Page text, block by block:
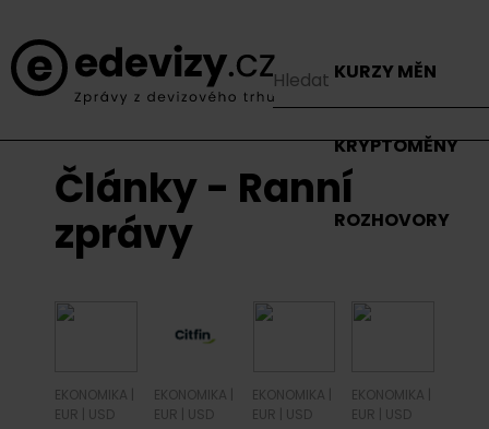
KURZY MĚN
KRYPTOMĚNY
ROZHOVORY
Články - Ranní
zprávy
EKONOMIKA
EUR
USD
EKONOMIKA
EUR
USD
EKONOMIKA
EUR
USD
EKONOMIKA
EUR
USD